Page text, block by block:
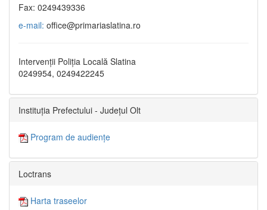
Fax: 0249439336
e-mail: office@primariaslatina.ro
Intervenții Poliția Locală Slatina
0249954, 0249422245
Instituția Prefectului - Județul Olt
Program de audiențe
Loctrans
Harta traseelor